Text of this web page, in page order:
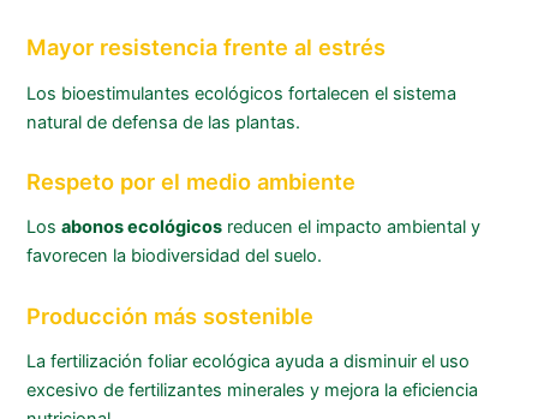
Mayor resistencia frente al estrés
Los bioestimulantes ecológicos fortalecen el sistema
natural de defensa de las plantas.
Respeto por el medio ambiente
Losabonos ecológicos reducen el impacto ambiental y
favorecen la biodiversidad del suelo.
Producción más sostenible
La fertilización foliar ecológica ayuda a disminuir el uso
excesivo de fertilizantes minerales y mejora la eficiencia